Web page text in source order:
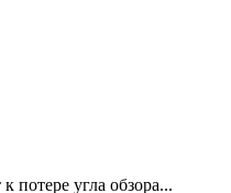
угла обзора...